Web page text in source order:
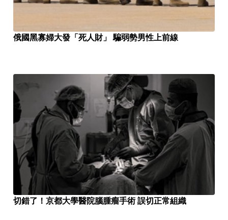
俄國黑寡婦大發「死人財」 騙弱勢男性上前線
切錯了！京都大學醫院腦腫瘤手術 誤切正常組織